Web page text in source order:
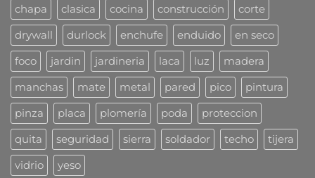
los
profesionales
chapa
clasica cocina construcción
corte
drywall
durlock enchufe enduido
en seco
foco
jardin jardineria laca luz
madera
manchas
mate metal pared pico
pintura
pinza
placa plomería poda
proteccion
quita
seguridad sierra soldador techo
tijera
vidrio
yeso